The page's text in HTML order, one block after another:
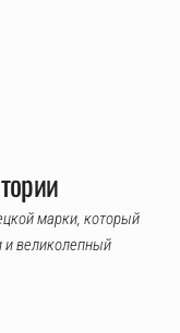
марки, который
и великолепный